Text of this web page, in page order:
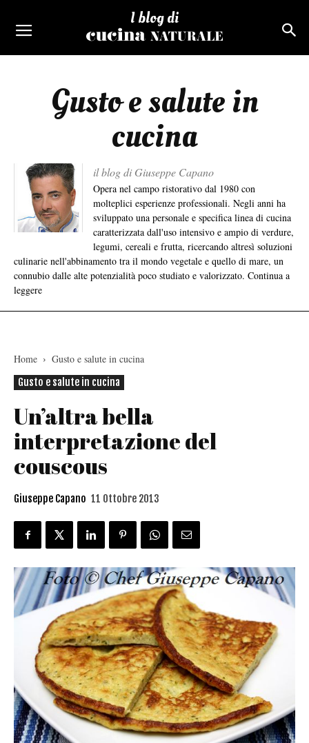
I blog di
Gusto e salute in
cucina
il blog di Giuseppe Capano
Opera nel campo ristorativo dal 1980 con
molteplici esperienze professionali. Negli anni ha
sviluppato una personale e specifica linea di cucina
caratterizzata dall'uso intensivo e ampio di verdure,
legumi, cereali e frutta, ricercando altresì soluzioni
culinarie nell'abbinamento tra il mondo vegetale e quello di mare, un
connubio dalle alte potenzialità poco studiato e valorizzato. Continua a
leggere
Home
Gusto e salute in cucina
Gusto e salute in cucina
Un’altra bella
interpretazione del
couscous
Giuseppe Capano 11 Ottobre 2013